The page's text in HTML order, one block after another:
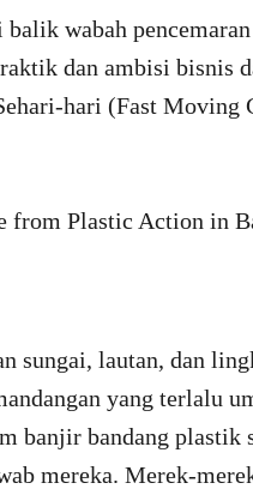
wabah
dan ambisi bisnis
hari (Fast Moving
sungai, lautan, dan
yang terlalu
banjir bandang
mereka. Merek-